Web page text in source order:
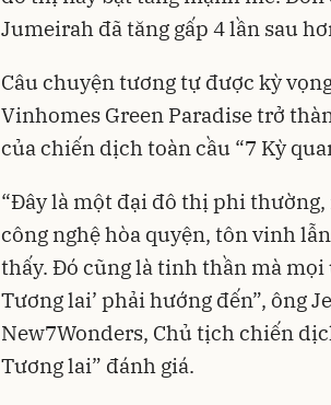
Jumeirah đã tăng gấp 4 lần sau
Câu chuyện tương tự được kỳ
Vinhomes Green Paradise trở
của chiến dịch toàn cầu “7 Kỳ
“Đây là một đại đô thị phi
công nghệ hòa quyện, tôn vinh
thấy. Đó cũng là tinh thần mà mọi
Tương lai’ phải hướng đến”, ông
New7Wonders, Chủ tịch chiến
Tương lai” đánh giá.